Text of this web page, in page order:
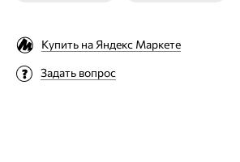
Купить на Яндекс Маркете
Задать вопрос